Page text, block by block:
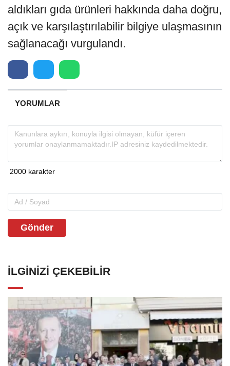
aldıkları gıda ürünleri hakkında daha doğru,
açık ve karşılaştırılabilir bilgiye ulaşmasının
sağlanacağı vurgulandı.
YORUMLAR
Gönder
İLGINIZI ÇEKEBILIR